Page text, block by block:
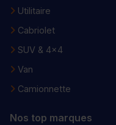
Utilitaire
Cabriolet
SUV & 4x4
Van
Camionnette
Nos top marques